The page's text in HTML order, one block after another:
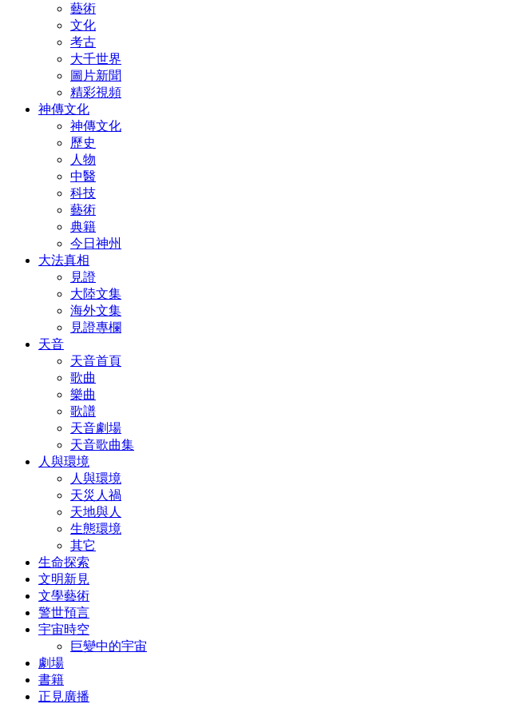
藝術
文化
考古
大千世界
圖片新聞
精彩視頻
神傳文化
神傳文化
歷史
人物
中醫
科技
藝術
典籍
今日神州
大法真相
見證
大陸文集
海外文集
見證專欄
天音
天音首頁
歌曲
樂曲
歌譜
天音劇場
天音歌曲集
人與環境
人與環境
天災人禍
天地與人
生態環境
其它
生命探索
文明新見
文學藝術
警世預言
宇宙時空
巨變中的宇宙
劇場
書籍
正見廣播